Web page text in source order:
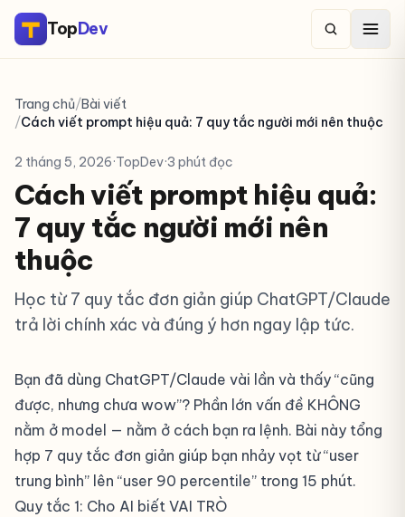
TopDev
Trang chủ/Bài viết
/Cách viết prompt hiệu quả: 7 quy tắc người mới nên thuộc
2 tháng 5, 2026·TopDev·3 phút đọc
Cách viết prompt hiệu quả:
7 quy tắc người mới nên
thuộc
Học từ 7 quy tắc đơn giản giúp ChatGPT/Claude
trả lời chính xác và đúng ý hơn ngay lập tức.
Bạn đã dùng ChatGPT/Claude vài lần và thấy “cũng
được, nhưng chưa wow”? Phần lớn vấn đề KHÔNG
nằm ở model — nằm ở cách bạn ra lệnh. Bài này tổng
hợp 7 quy tắc đơn giản giúp bạn nhảy vọt từ “user
trung bình” lên “user 90 percentile” trong 15 phút.
Quy tắc 1: Cho AI biết VAI TRÒ